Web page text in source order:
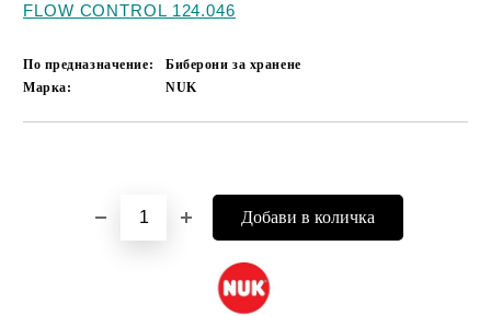
FLOW CONTROL 124.046
По предназначение:
Биберони за хранене
Марка:
NUK